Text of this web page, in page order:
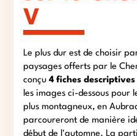
V
Le plus dur est de choisir
paysages offerts par le
conçu4 fiches
les images ci-dessous pour
plus montagneux, en
parcoureront de manière
début de l'automne. La